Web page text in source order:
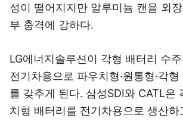
성이 떨어지지만 알루미늄 캔을 외
부 충격에 강하다.
LG에너지솔루션이 각형 배터리 수
전기차용으로 파우치형·원통형·각
를 갖추게 된다. 삼성SDI와 CATL은
치형 배터리를 전기차용으로 생산하